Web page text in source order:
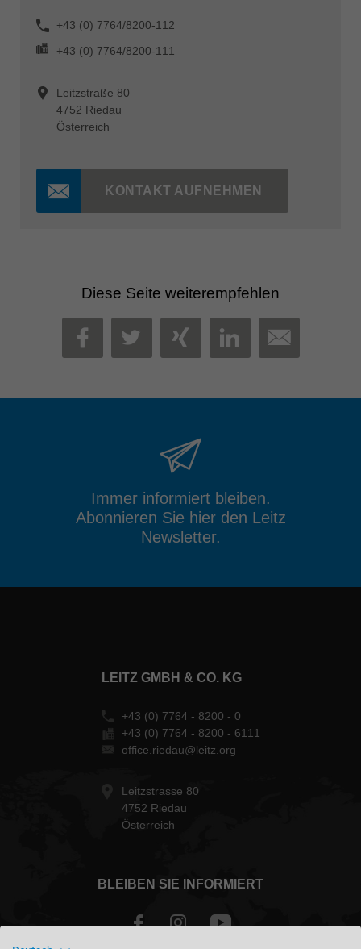
+43 (0) 7764/8200-112
+43 (0) 7764/8200-111
Leitzstraße 80
4752 Riedau
Österreich
KONTAKT AUFNEHMEN
Diese Seite weiterempfehlen
FACEBOOK
TWITTER
XINGLINKEDIN
MAIL
Immer informiert bleiben.
Abonnieren Sie hier den Leitz
Newsletter.
LEITZ GMBH & CO. KG
+43 (0) 7764 - 8200 - 0
+43 (0) 7764 - 8200 - 6111
office.riedau@leitz.org
Leitzstrasse 80
4752 Riedau
Österreich
BLEIBEN SIE INFORMIERT